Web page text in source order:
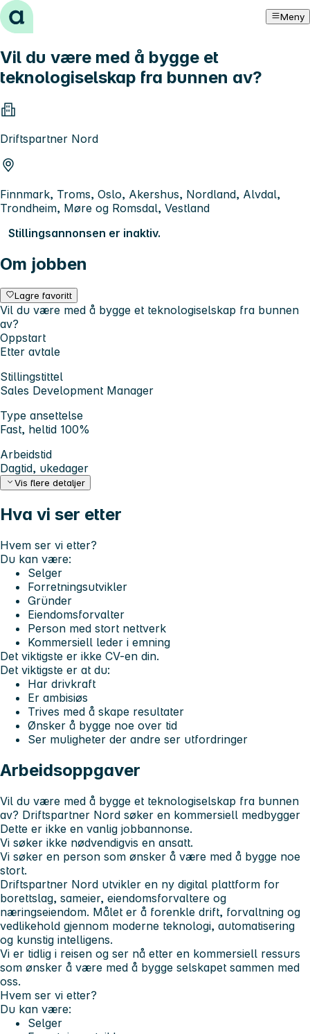
Hopp til innhold Meny
Vil du være med å bygge et
teknologiselskap fra bunnen av?
Driftspartner Nord
Finnmark, Troms, Oslo, Akershus, Nordland, Alvdal,
Trondheim, Møre og Romsdal, Vestland
Stillingsannonsen er inaktiv.
Om jobben
Lagre favoritt
Vil du være med å bygge et teknologiselskap fra bunnen
av?
Oppstart
Etter avtale
Stillingstittel
Sales Development Manager
Type ansettelse
Fast, heltid 100%
Arbeidstid
Dagtid, ukedager
Vis flere detaljer
Hva vi ser etter
Hvem ser vi etter?
Du kan være:
Selger
Forretningsutvikler
Gründer
Eiendomsforvalter
Person med stort nettverk
Kommersiell leder i emning
Det viktigste er ikke CV-en din.
Det viktigste er at du:
Har drivkraft
Er ambisiøs
Trives med å skape resultater
Ønsker å bygge noe over tid
Ser muligheter der andre ser utfordringer
Arbeidsoppgaver
Vil du være med å bygge et teknologiselskap fra bunnen
av? Driftspartner Nord søker en kommersiell medbygger
Dette er ikke en vanlig jobbannonse.
Vi søker ikke nødvendigvis en ansatt.
Vi søker en person som ønsker å være med å bygge noe
stort.
Driftspartner Nord utvikler en ny digital plattform for
borettslag, sameier, eiendomsforvaltere og
næringseiendom. Målet er å forenkle drift, forvaltning og
vedlikehold gjennom moderne teknologi, automatisering
og kunstig intelligens.
Vi er tidlig i reisen og ser nå etter en kommersiell ressurs
som ønsker å være med å bygge selskapet sammen med
oss.
Hvem ser vi etter?
Du kan være:
Selger